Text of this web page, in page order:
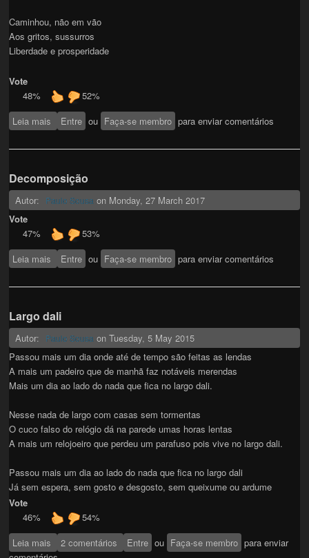
Caminhou, não em vão
Aos gritos, sussurros
Liberdade e prosperidade
Vote
48%
52%
Leia mais sobre Escala a naberius
Entre ou Faça-se membro para enviar comentários
Decomposição
Autor: Paulo Sousa on Monday, 27 March 2017
Vote
47%
53%
Leia mais sobre Decomposição
Entre ou Faça-se membro para enviar comentários
Largo dali
Autor: Paulo Sousa onTuesday, 5 May 2015
Passou mais um dia onde até de tempo são feitas as lendas
A mais um padeiro que de manhã faz notáveis merendas
Mais um dia ao lado do nada que fica no largo dali.
Nesse nada de largo com casas sem tormentas
O cuco falso do relógio dá na parede umas horas lentas
A mais um relojoeiro que perdeu um parafuso pois vive no largo dali.
Passou mais um dia ao lado do nada que fica no largo dali
Já sem espera, sem gosto e desgosto, sem queixume ou ardume
Vote
46%
54%
Leia mais sobre Largo dali
2 comentários Entre ou Faça-se membro para enviar